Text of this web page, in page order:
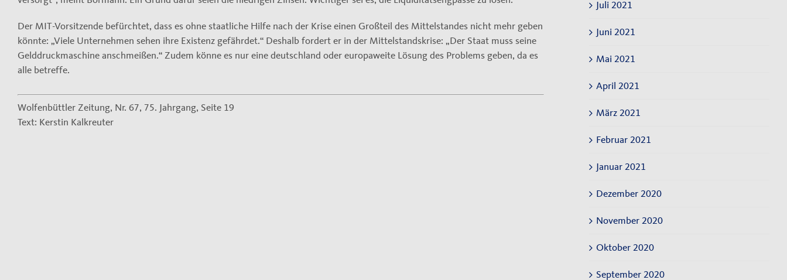
Der MIT-Vorsitzende befürchtet, dass es ohne staatliche Hilfe nach der Krise einen Großteil des Mittelstandes nicht mehr geben
könnte: „Viele Unternehmen sehen ihre Existenz gefährdet.“ Deshalb fordert er in der Mittelstandskrise: „Der Staat muss seine
Gelddruckmaschine anschmeißen.“ Zudem könne es nur eine deutschland oder europaweite Lösung des Problems geben, da es
alle betreffe.
Wolfenbüttler Zeitung, Nr. 67, 75. Jahrgang, Seite 19
Text: Kerstin Kalkreuter
Juli 2021
Juni 2021
Mai 2021
April 2021
März 2021
Februar 2021
Januar 2021
Dezember 2020
November 2020
Oktober 2020
September 2020